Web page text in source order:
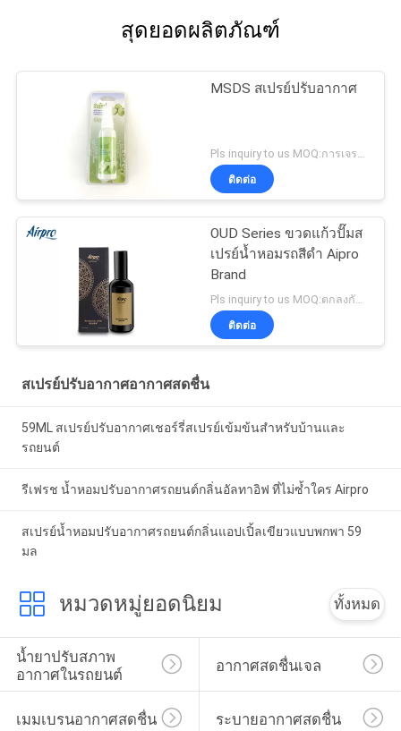
สุดยอดผลิตภัณฑ์
MSDS สเปรย์ปรับอากาศ
Pls inquiry to us MOQ:การเจรจาต่อรอง
ติดต่อ
OUD Series ขวดแก้วปั๊มส
เปรย์น้ำหอมรถสีดำ Aipro
Brand
Pls inquiry to us MOQ:ตกลงกันได้
ติดต่อ
สเปรย์ปรับอากาศอากาศสดชื่น
59ML สเปรย์ปรับอากาศเชอร์รี่สเปรย์เข้มข้นสำหรับบ้านและ
รถยนต์
รีเฟรช น้ำหอมปรับอากาศรถยนต์กลิ่นอัลทาอิฟ ที่ไม่ซ้ำใคร Airpro
สเปรย์น้ำหอมปรับอากาศรถยนต์กลิ่นแอปเปิ้ลเขียวแบบพกพา 59
มล
หมวดหมู่ยอดนิยม ทั้งหมด
น้ำยาปรับสภาพ
อากาศในรถยนต์
อากาศสดชื่นเจล
เมมเบรนอากาศสดชื่น ระบายอากาศสดชื่น